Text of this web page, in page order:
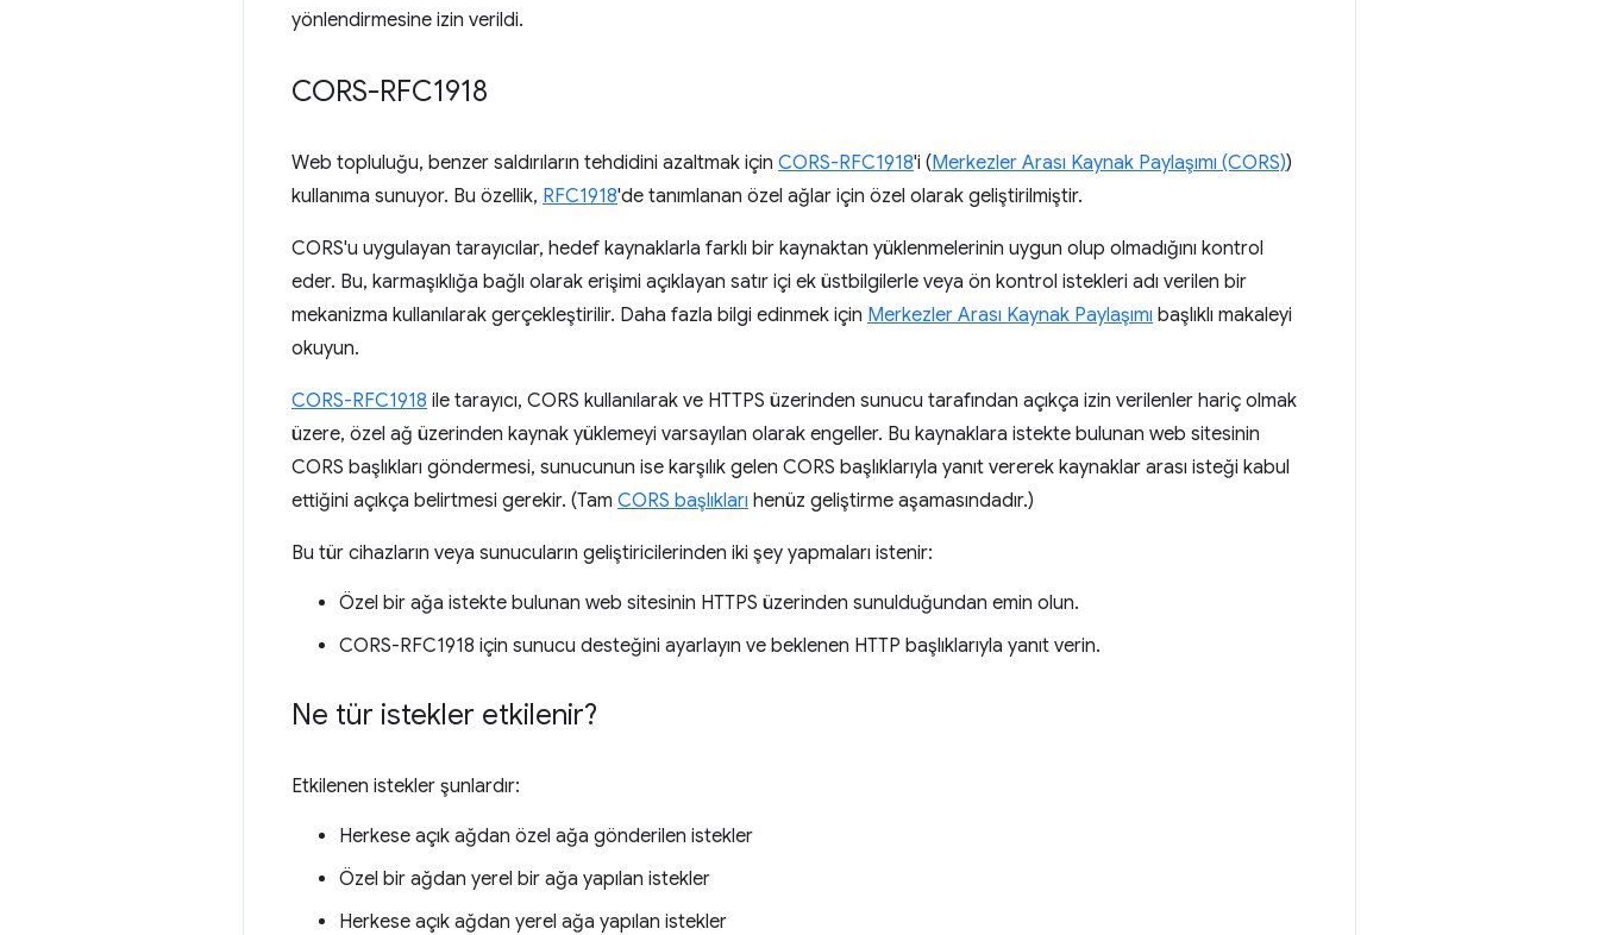
yönlendirmesine izin verildi.
CORS-RFC1918
Web topluluğu, benzer saldırıların tehdidini azaltmak için CORS-RFC1918'i (Merkezler Arası Kaynak Paylaşımı (CORS))
kullanıma sunuyor. Bu özellik, RFC1918'de tanımlanan özel ağlar için özel olarak geliştirilmiştir.
CORS'u uygulayan tarayıcılar, hedef kaynaklarla farklı bir kaynaktan yüklenmelerinin uygun olup olmadığını kontrol
eder. Bu, karmaşıklığa bağlı olarak erişimi açıklayan satır içi ek üstbilgilerle veya ön kontrol istekleri adı verilen bir
mekanizma kullanılarak gerçekleştirilir. Daha fazla bilgi edinmek için Merkezler Arası Kaynak Paylaşımı başlıklı makaleyi
okuyun.
CORS-RFC1918 ile tarayıcı, CORS kullanılarak ve HTTPS üzerinden sunucu tarafından açıkça izin verilenler hariç olmak
üzere, özel ağ üzerinden kaynak yüklemeyi varsayılan olarak engeller. Bu kaynaklara istekte bulunan web sitesinin
CORS başlıkları göndermesi, sunucunun ise karşılık gelen CORS başlıklarıyla yanıt vererek kaynaklar arası isteği kabul
ettiğini açıkça belirtmesi gerekir. (Tam CORS başlıkları henüz geliştirme aşamasındadır.)
Bu tür cihazların veya sunucuların geliştiricilerinden iki şey yapmaları istenir:
Özel bir ağa istekte bulunan web sitesinin HTTPS üzerinden sunulduğundan emin olun.
CORS-RFC1918 için sunucu desteğini ayarlayın ve beklenen HTTP başlıklarıyla yanıt verin.
Ne tür istekler etkilenir?
Etkilenen istekler şunlardır:
Herkese açık ağdan özel ağa gönderilen istekler
Özel bir ağdan yerel bir ağa yapılan istekler
Herkese açık ağdan yerel ağa yapılan istekler